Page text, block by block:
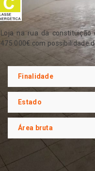
Loja na rua da
475.000€ com possibilidade
Finalidade
Estado
Área bruta